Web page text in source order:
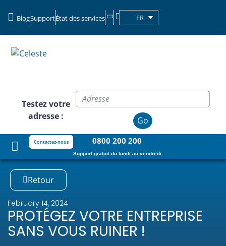
BlogSupportÉtat des services FR
Testez votre
adresse :
Go
Contactez-nous 0800 200 200
Support gratuit du lundi au vendredi
Retour
February 14, 2024
PROTÉGEZ VOTRE ENTREPRISE
SANS VOUS RUINER !